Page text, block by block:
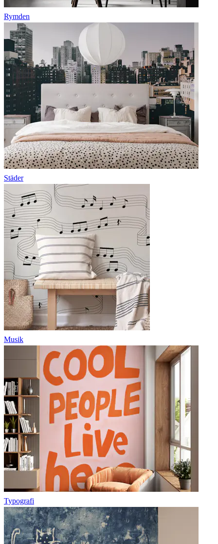
Rymden
Städer
Musik
Typografi